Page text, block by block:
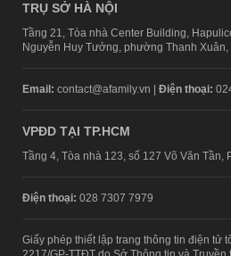
TRỤ SỞ HÀ NỘI
Tầng 21, Tòa nhà Center Building,
Nguyễn Huy Tưởng, phường Thanh
Email: contact@afamily.vn | Điện thoại:
VPĐD TẠI TP.HCM
Tầng 4, Tòa nhà 123, số 127 Võ Văn Tần,
Điện thoại: 028 7307 7979
Giấy phép thiết lập trang thông tin điện tử